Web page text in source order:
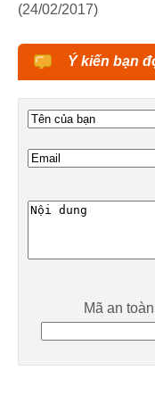
(24/02/2017)
Ý kiến bạn
Mã an